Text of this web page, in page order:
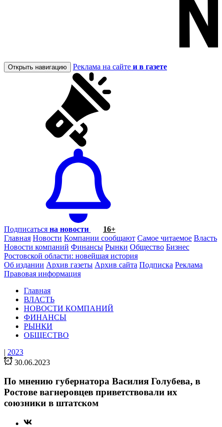
Открыть навигацию Реклама на сайте и в газете
Подписаться на новости
16+
Главная Новости Компании сообщают Самое читаемое Власть
Новости компаний Финансы Рынки Общество Бизнес
Ростовской области: новейшая история
Об издании Архив газеты Архив сайта Подписка Реклама
Правовая информация
Главная
ВЛАСТЬ
НОВОСТИ КОМПАНИЙ
ФИНАНСЫ
РЫНКИ
ОБЩЕСТВО
| 2023
30.06.2023
По мнению губернатора Василия Голубева, в
Ростове вагнеровцев приветствовали их
союзники в штатском